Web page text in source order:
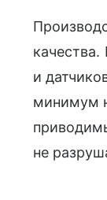
и
минимум
не